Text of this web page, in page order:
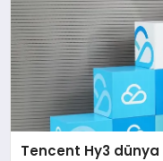
Tencent Hy3